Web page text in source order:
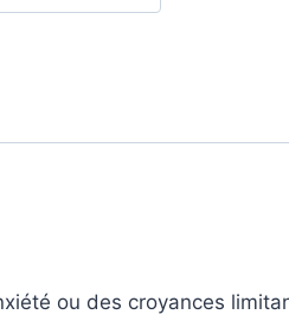
ou des croyances